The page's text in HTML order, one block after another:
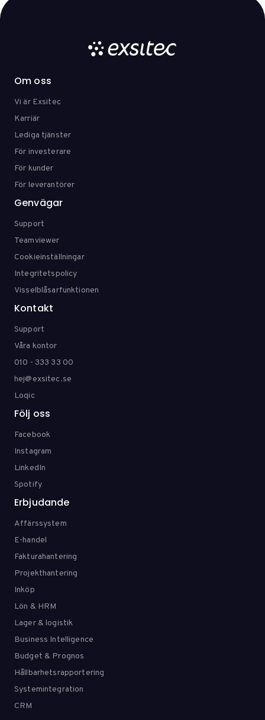
Om oss
Vi är Exsitec
Karriär
Lediga tjänster
För investerare
För kunder
För leverantörer
Genvägar
Support
Teamviewer
Cookieinställningar
Integritetspolicy
Visselblåsarfunktionen
Kontakt
Support
Våra kontor
010 - 333 33 00
hej@exsitec.se
Loqic
Följ oss
Facebook
Instagram
LinkedIn
Spotify
Erbjudande
Affärssystem
E-handel
Fakturahantering
Projekthantering
Inköp
Lön & HRM
Lager & logistik
Business Intelligence
Budget & Prognos
Hållbarhetsrapportering
Systemintegration
CRM